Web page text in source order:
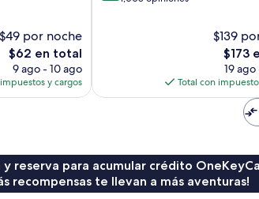
$49 por noche
El
precio
actual
es
$62 en total
9 ago - 10 ago
y cargos
$139
El
precio
actual
es
$173
19
Total con
y reserva para acumular crédito
recompensas te llevan a más aventuras!